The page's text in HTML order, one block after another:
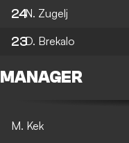
24N. Zugelj
23D. Brekalo
MANAGER
M. Kek